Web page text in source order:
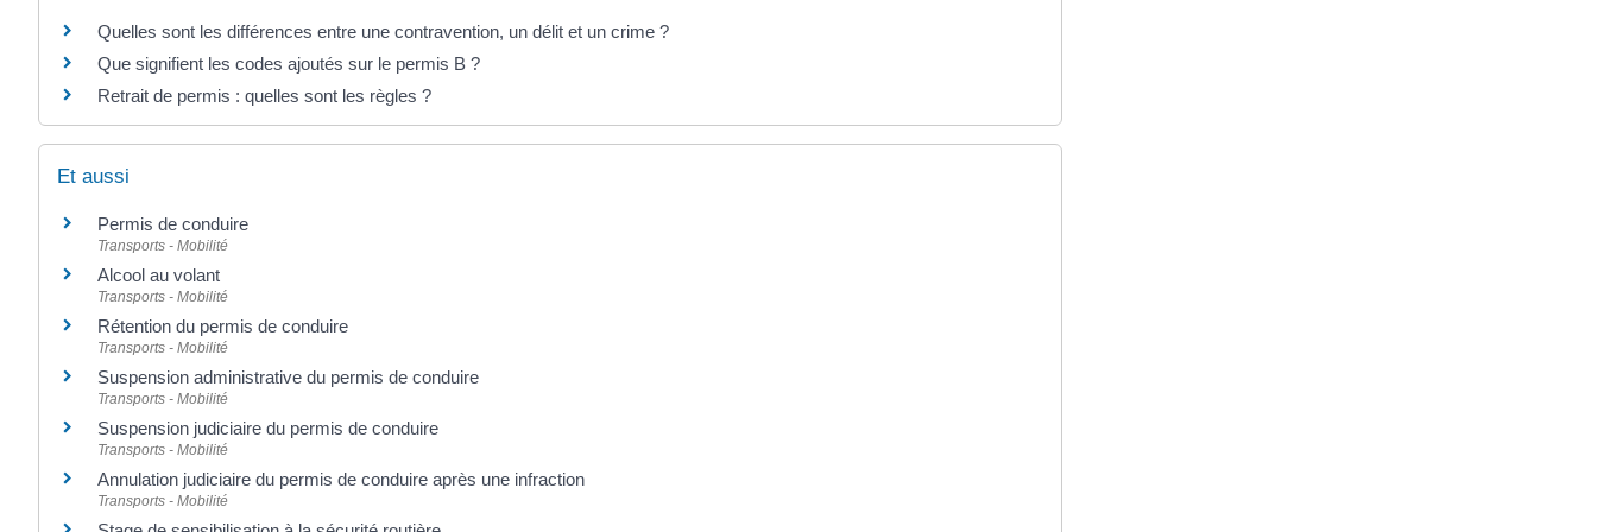
Quelles sont les différences entre une contravention, un délit et un crime ?
Que signifient les codes ajoutés sur le permis B ?
Retrait de permis : quelles sont les règles ?
Et aussi
Permis de conduire
Transports - Mobilité
Alcool au volant
Transports - Mobilité
Rétention du permis de conduire
Transports - Mobilité
Suspension administrative du permis de conduire
Transports - Mobilité
Suspension judiciaire du permis de conduire
Transports - Mobilité
Annulation judiciaire du permis de conduire après une infraction
Transports - Mobilité